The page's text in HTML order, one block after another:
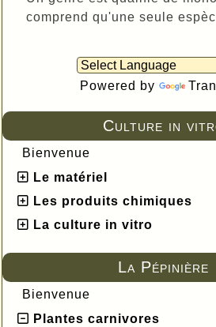
Powered by
Culture in
Bienvenue
Le matériel
Les produits chimiques
La culture in vitro
La Pépinière
Bienvenue
Plantes carnivores
comprend qu'une seule